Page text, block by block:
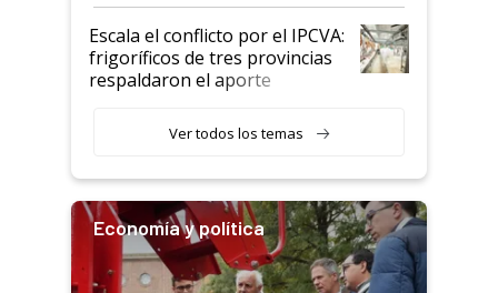
todavía hacen sufrir a estos
animales: "Mientras me
descalificaban, yo seguí
haciendo currículum"
Escala el conflicto por el IPCVA:
frigoríficos de tres provincias
respaldaron el aporte
Ver todos los temas
Economía y política